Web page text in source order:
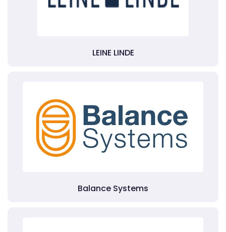
LEINE LINDE
Balance Systems